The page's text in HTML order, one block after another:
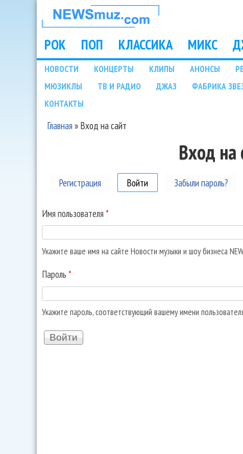
НОВОСТИ
МУЗЫКИ И
ШОУ БИЗНЕСА
NEWSMUZ.COM
Main menu
РОК ПОП КЛАССИКА МИКС
Подразделы
НОВОСТИ КОНЦЕРТЫ КЛИПЫ АНОНСЫ
МЮЗИКЛЫ
ТВ И РАДИО ДЖАЗ ФАБРИКА
КОНТАКТЫ
Вы здесь
Главная» Вход на сайт
Вход на
Регистрация Войти (активная вкладка)
Забыли пароль?
Имя пользователя *
Укажите ваше имя на сайте Новости музыки и шоу бизнеса
Пароль *
Укажите пароль, соответствующий вашему имени